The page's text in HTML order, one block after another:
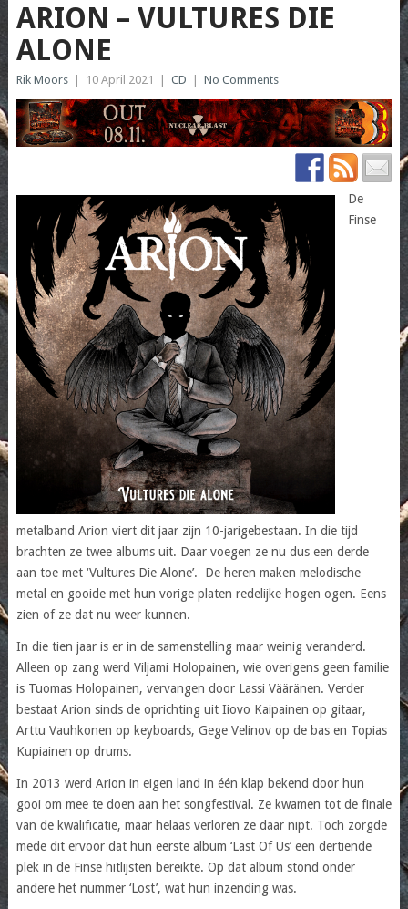
ARION – VULTURES DIE
ALONE
Rik Moors 10 April 2021 CD No Comments
De
Finse
metalband Arion viert dit jaar zijn 10-jarigebestaan. In die tijd
brachten ze twee albums uit. Daar voegen ze nu dus een derde
aan toe met ‘Vultures Die Alone’. De heren maken melodische
metal en gooide met hun vorige platen redelijke hogen ogen. Eens
zien of ze dat nu weer kunnen.
In die tien jaar is er in de samenstelling maar weinig veranderd.
Alleen op zang werd Viljami Holopainen, wie overigens geen familie
is Tuomas Holopainen, vervangen door Lassi Vääränen. Verder
bestaat Arion sinds de oprichting uit Iiovo Kaipainen op gitaar,
Arttu Vauhkonen op keyboards, Gege Velinov op de bas en Topias
Kupiainen op drums.
In 2013 werd Arion in eigen land in één klap bekend door hun
gooi om mee te doen aan het songfestival. Ze kwamen tot de finale
van de kwalificatie, maar helaas verloren ze daar nipt. Toch zorgde
mede dit ervoor dat hun eerste album ‘Last Of Us’ een dertiende
plek in de Finse hitlijsten bereikte. Op dat album stond onder
andere het nummer ‘Lost’, wat hun inzending was.